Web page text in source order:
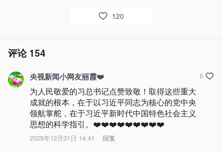
120
评论154
央视新闻小网友丽霞❤️
为人民敬爱的习总书记点赞致敬！取得这些重大
成就的根本，在于以习近平同志为核心的党中央
领航掌舵，在于习近平新时代中国特色社会主义
思想的科学指引。❤️❤️❤️❤️❤️❤️❤️❤️❤️
2025年12月31日 14:41 回复
8